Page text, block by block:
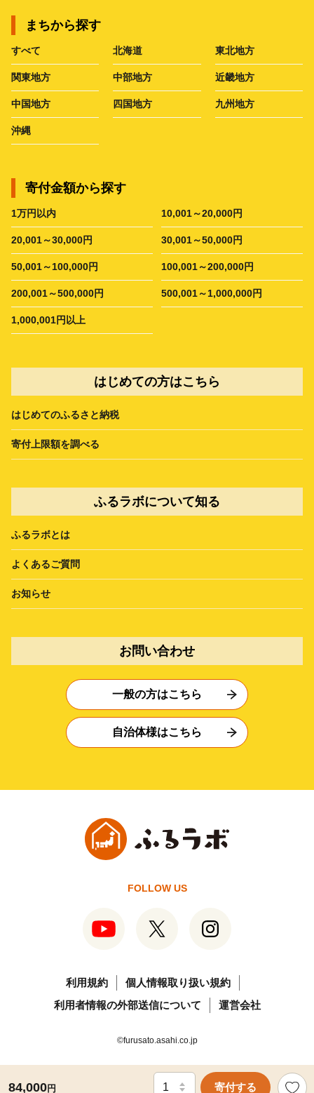
84,000円 寄付する
まちから探す
すべて 北海道 東北地方
関東地方 中部地方 近畿地方
中国地方 四国地方 九州地方
沖縄
寄付金額から探す
1万円以内 10,001～20,000円
20,001～30,000円 30,001～50,000円
50,001～100,000円 100,001～200,000円
200,001～500,000円 500,001～1,000,000円
1,000,001円以上
はじめての方はこちら
はじめてのふるさと納税
寄付上限額を調べる
ふるラボについて知る
ふるラボとは
よくあるご質問
お知らせ
お問い合わせ
一般の方はこちら
自治体様はこちら
FOLLOW US
利用規約
個人情報取り扱い規約
利用者情報の外部送信について
運営会社
©furusato.asahi.co.jp